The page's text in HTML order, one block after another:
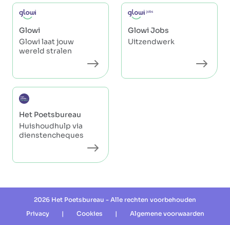
Glowi
Glowi laat jouw
wereld stralen
Glowi Jobs
Uitzendwerk
Het Poetsbureau
Huishoudhulp via
dienstencheques
2026 Het Poetsbureau - Alle rechten voorbehouden
Privacy
| Cookies | Algemene voorwaarden